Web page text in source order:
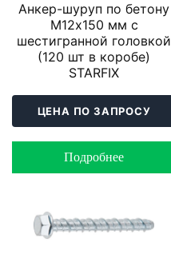
Анкер-шуруп по бетону
М12х150 мм с
шестигранной головкой
(120 шт в коробе)
STARFIX
ЦЕНА ПО ЗАПРОСУ
Подробнее